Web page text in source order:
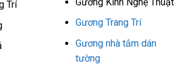
Trí
Gương Trang Trí
Gương nhà tắm dán
tường